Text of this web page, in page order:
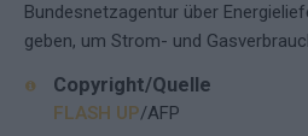
Bundesnetzagentur über
geben, um Strom- und
Copyright/Quelle
FLASH UP/AFP